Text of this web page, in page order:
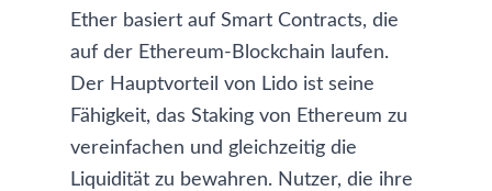
Ether basiert auf Smart Contracts, die
auf der Ethereum-Blockchain laufen.
Der Hauptvorteil von Lido ist seine
Fähigkeit, das Staking von Ethereum zu
vereinfachen und gleichzeitig die
Liquidität zu bewahren. Nutzer, die ihre